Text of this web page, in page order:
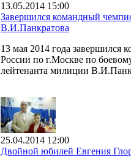
13.05.2014 15:00
Завершился командный
В.И.Панкратова
13 мая 2014 года
России по г.Москве по
лейтенанта милиции
25.04.2014 12:00
Двойной юбилей Евгения